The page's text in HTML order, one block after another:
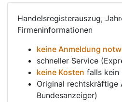
Handelsregisterauszug,
Firmeninformationen
keine Anmeldung
schneller Service
keine Kosten falls kein
Original rechtskräftige
Bundesanzeiger)